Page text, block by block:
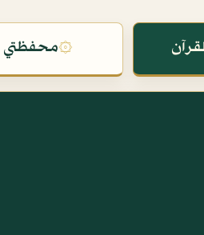
۞محفظتي